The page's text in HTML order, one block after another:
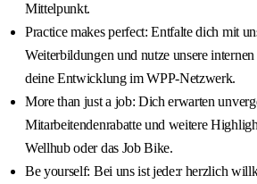
Mittelpunkt.
Practice makes perfect: Entfalte dich mit
Weiterbildungen und nutze unsere
deine Entwicklung im WPP-Netzwerk.
More than just a job: Dich erwarten
Mitarbeitendenrabatte und weitere
Wellhub oder das Job Bike.
Be yourself: Bei uns ist jede:r herzlich